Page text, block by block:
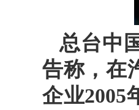
总台中
告称，在
企业2005